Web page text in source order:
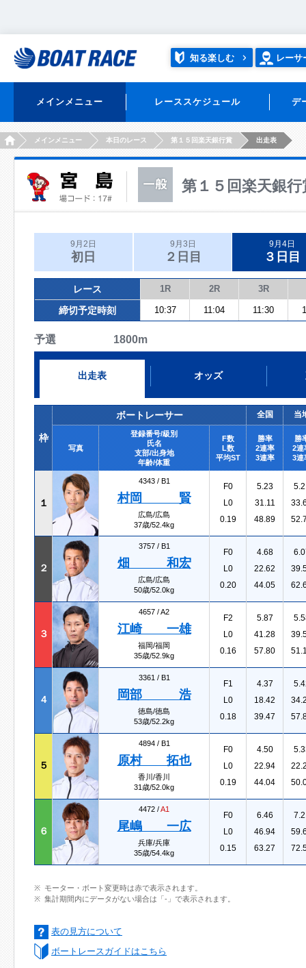
知る楽しむ レーサ
メインメニュー レーススケジュール デ
HOMEメインメニュー 本日のレース 第１５回楽天銀行賞 出走表
第１５回楽天銀行
9月2日
初日
9月3日
２日目
9月4日
３日目
レース 1R 2R 3R
締切予定時刻 10:37 11:04 11:30
予選 1800m
出走表 オッズ
枠
ボートレーサー 全国 当
写真
登録番号/級別
氏名
支部/出身地
年齢/体重
F数
L数
平均ST
勝率
2連率
3連率
勝
2連
3連
１
4343 / B1
村岡 賢
広島/広島
37歳/52.4kg
F0
L0
0.19
5.23
31.11
48.89
２
3757 / B1
畑 和宏
広島/広島
50歳/52.0kg
F0
L0
0.20
4.68
22.62
44.05
３
4657 /A2
江崎 一雄
福岡/福岡
35歳/52.9kg
F2
L0
0.16
5.87
41.28
57.80
４
3361 / B1
岡部 浩
徳島/徳島
53歳/52.2kg
F1
L0
0.18
4.37
18.42
39.47
５
4894 / B1
原村 拓也
香川/香川
31歳/52.0kg
F0
L0
0.19
4.50
22.94
44.04
６
4472 /A1
尾嶋 一広
兵庫/兵庫
35歳/54.4kg
F0
L0
0.15
6.46
46.94
63.27
モーター・ボート変更時は赤で表示されます。
集計期間内にデータがない場合は「-」で表示されます。
表の見方について
ボートレースガイドはこちら